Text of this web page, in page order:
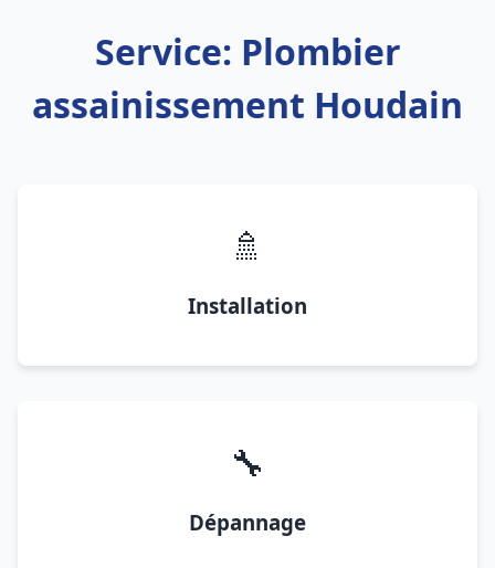
Service: Plombier
assainissement Houdain
🚿
Installation
🔧
Dépannage